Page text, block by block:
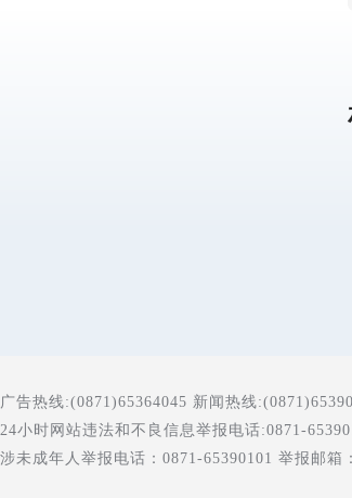
广告热线:(0871)65364045 新闻热线
24小时网站违法和不良信息举报电话:0871-
涉未成年人举报电话：0871-65390101 举报邮箱